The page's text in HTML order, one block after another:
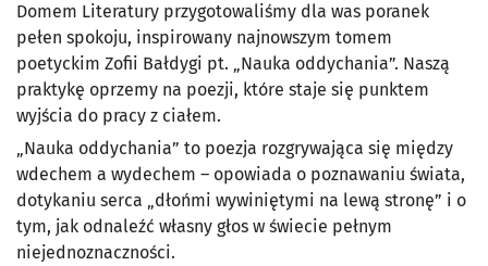
Domem Literatury przygotowaliśmy dla was poranek
pełen spokoju, inspirowany najnowszym tomem
poetyckim Zofii Bałdygi pt. „Nauka oddychania”. Naszą
praktykę oprzemy na poezji, które staje się punktem
wyjścia do pracy z ciałem.
„Nauka oddychania” to poezja rozgrywająca się między
wdechem a wydechem – opowiada o poznawaniu świata,
dotykaniu serca „dłońmi wywiniętymi na lewą stronę” i o
tym, jak odnaleźć własny głos w świecie pełnym
niejednoznaczności.